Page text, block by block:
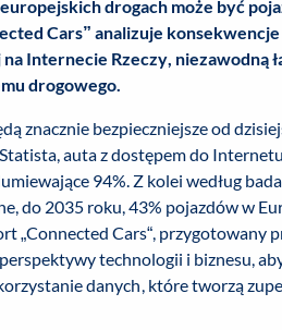
drogach może być
Cars” analizuje
Internecie Rzeczy, niezawodną
drogowego.
znacznie bezpieczniejsze od
auta z dostępem do
94%. Z kolei według
do 2035 roku, 43% pojazdów w
„Connected Cars“, przygotowany
technologii i biznesu,
danych, które tworzą